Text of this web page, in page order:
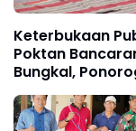
Keterbukaan
Poktan
Bungkal,
Gelar RAT